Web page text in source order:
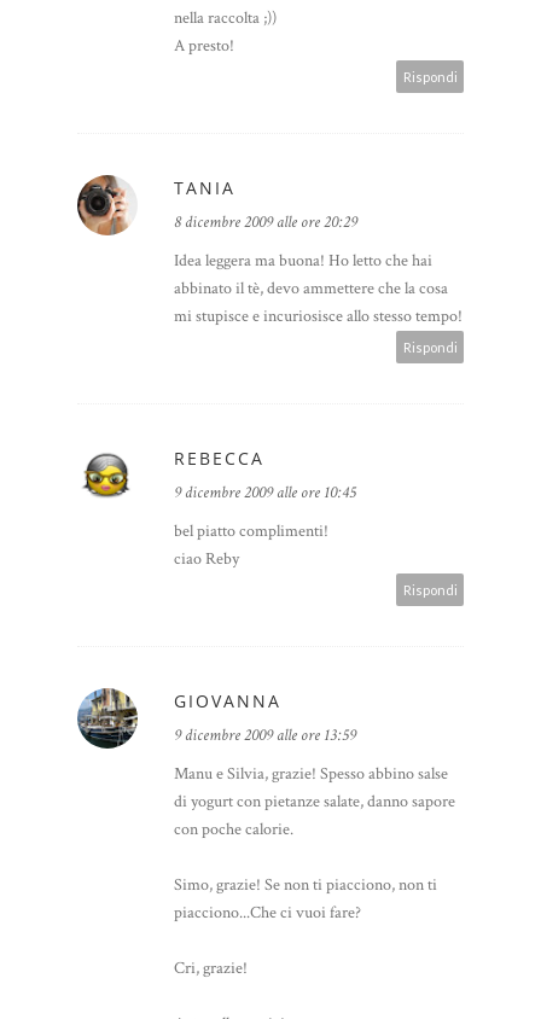
nella raccolta ;))
A presto!
Rispondi
TANIA
8 dicembre 2009 alle ore 20:29
Idea leggera ma buona! Ho letto che hai
abbinato il tè, devo ammettere che la cosa
mi stupisce e incuriosisce allo stesso tempo!
Rispondi
REBECCA
9 dicembre 2009 alle ore 10:45
bel piatto complimenti!
ciao Reby
Rispondi
GIOVANNA
9 dicembre 2009 alle ore 13:59
Manu e Silvia, grazie! Spesso abbino salse
di yogurt con pietanze salate, danno sapore
con poche calorie.
Simo, grazie! Se non ti piacciono, non ti
piacciono...Che ci vuoi fare?
Cri, grazie!